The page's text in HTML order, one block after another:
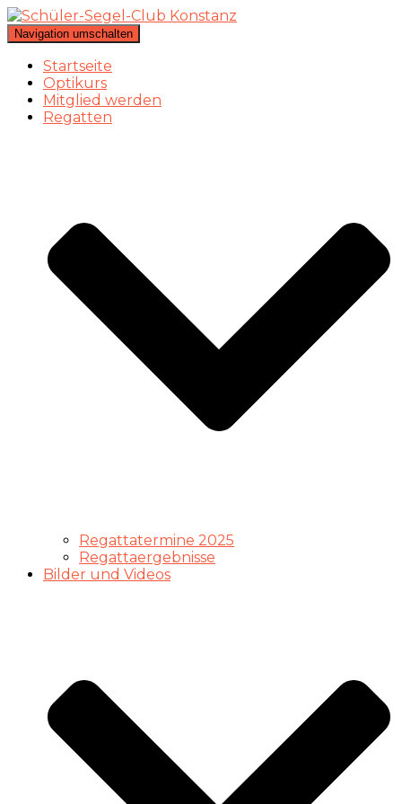
Navigation umschalten
Startseite
Optikurs
Mitglied werden
Regatten
Regattatermine 2025
Regattaergebnisse
Bilder und Videos